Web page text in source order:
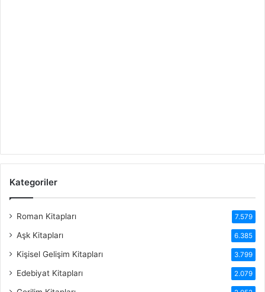
Kategoriler
Roman Kitapları 7.579
Aşk Kitapları 6.385
Kişisel Gelişim Kitapları 3.799
Edebiyat Kitapları 2.079